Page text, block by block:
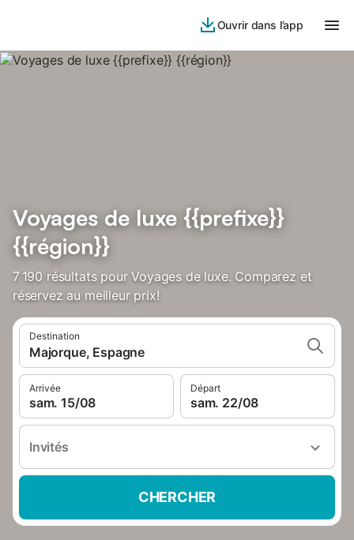
Ouvrir dans l’app
Voyages de luxe {{prefixe}}
{{région}}
7 190 résultats pour Voyages de luxe. Comparez et
réservez au meilleur prix!
Destination
Majorque, Espagne
Arrivée
sam. 15/08
Départ
sam. 22/08
Invités
CHERCHER